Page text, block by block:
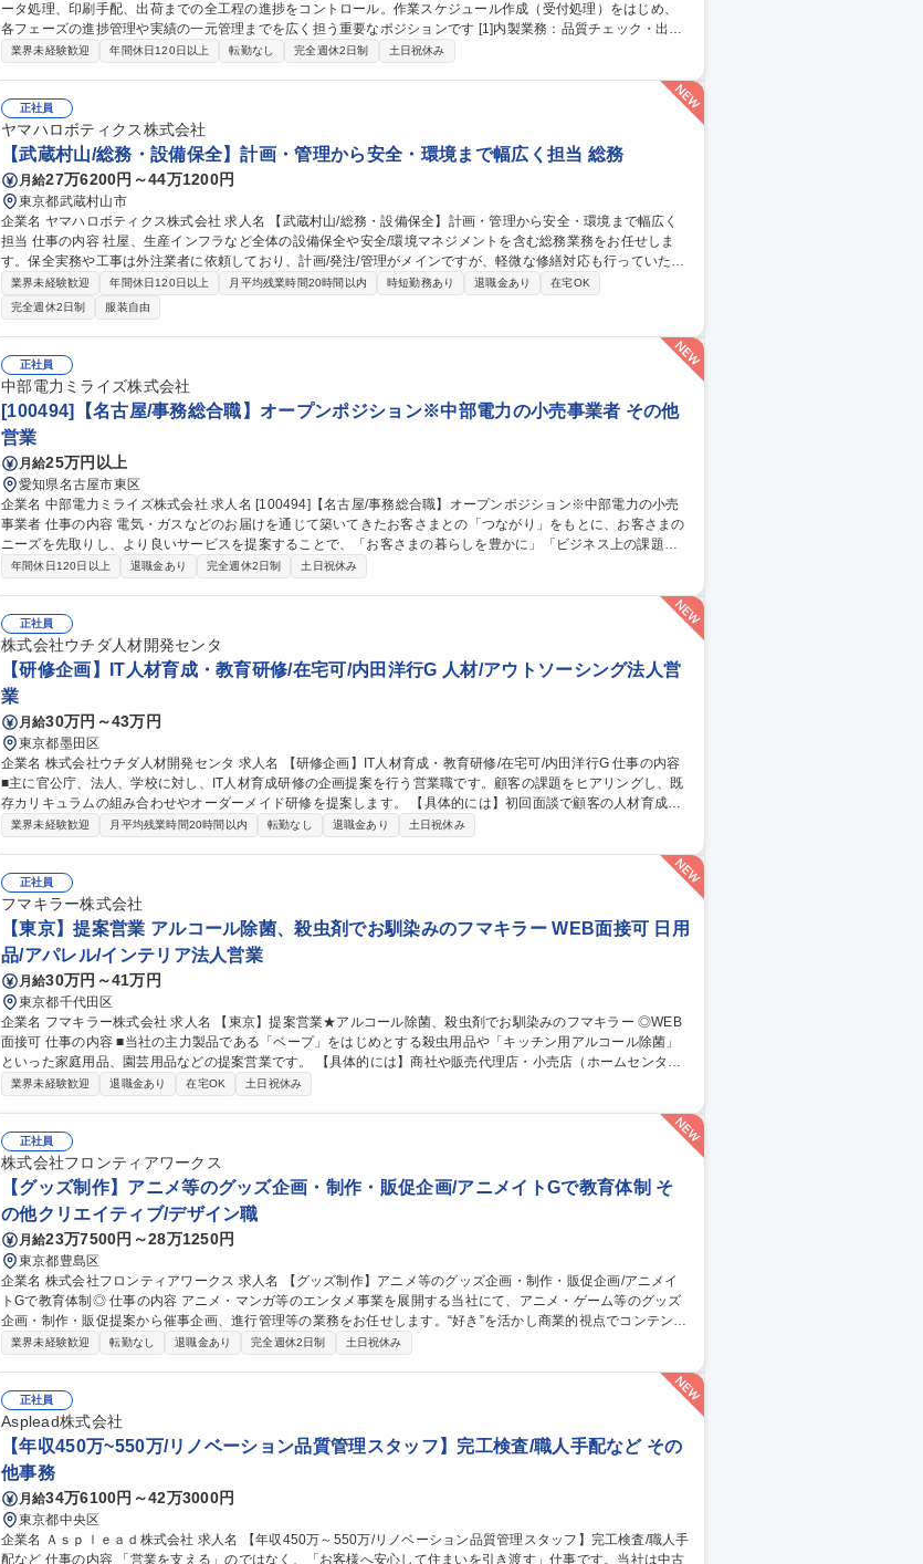
ータ処理、印刷手配、出荷までの全工程の進捗をコントロール。作業スケジュール作成（受付処理）をはじめ、
各フェーズの進捗管理や実績の一元管理までを広く担う重要なポジションです [1]内製業務：品質チェック・出荷
対応・資材管理 [2]外注業務：発注進行 [3]進行管理・事務： ・案件コントロール：月150～350件の進捗管理 ・顧
業界未経験歓迎 年間休日120日以上 転勤なし 完全週休2日制 土日祝休み
正社員
ヤマハロボティクス株式会社
【武蔵村山/総務・設備保全】計画・管理から安全・環境まで幅広く担当 総務
月給27万6200円～44万1200円
東京都武蔵村山市
企業名 ヤマハロボティクス株式会社 求人名 【武蔵村山/総務・設備保全】計画・管理から安全・環境まで幅広く
担当 仕事の内容 社屋、生産インフラなど全体の設備保全や安全/環境マネジメントを含む総務業務をお任せしま
す。保全実務や工事は外注業者に依頼しており、計画/発注/管理がメインですが、軽微な修繕対応も行っていただ
きます。 ■総務業務 ■社屋、生産インフラ、社宅等の修理・更新手配 ■長期保全計画の作成 ■安全衛生・環境マネ
ジメントシステムの再構築 ■産廃管理 ■その他 募集職種 【武蔵村山/総務・設備保全】計画・管理から安全・環境
まで幅広く担当
業界未経験歓迎 年間休日120日以上 月平均残業時間20時間以内 時短勤務あり 退職金あり
在宅OK
完全週休2日制
服装自由
正社員
中部電力ミライズ株式会社
[100494]【名古屋/事務総合職】オープンポジション※中部電力の小売事業者 その他
営業
月給25万円以上
愛知県名古屋市東区
企業名 中部電力ミライズ株式会社 求人名 [100494]【名古屋/事務総合職】オープンポジション※中部電力の小売
事業者 仕事の内容 電気・ガスなどのお届けを通じて築いてきたお客さまとの「つながり」をもとに、お客さまの
ニーズを先取りし、より良いサービスを提案することで、「お客さまの暮らしを豊かに」「ビジネス上の課題解
決」を実現し、 新たな価値をお届けすることを目指し総合職を募集いたします。 ■総合職として、ジョブローテ
【■主な配属先】◎法人営業部門/リテールサービス部門/ガス営業部門/サステナブル社会推進部門/電力調達・需給
部門/事業戦略部門/管理間接部門 募集職種 [100494]【名古屋/事務総合職】オープンポジション※中部電力の小売
事業者
年間休日120日以上 退職金あり 完全週休2日制 土日祝休み
正社員
株式会社ウチダ人材開発センタ
【研修企画】IT人材育成・教育研修/在宅可/内田洋行G 人材/アウトソーシング法人営
業
月給30万円～43万円
東京都墨田区
企業名 株式会社ウチダ人材開発センタ 求人名 【研修企画】IT人材育成・教育研修/在宅可/内田洋行G 仕事の内容
■主に官公庁、法人、学校に対し、IT人材育成研修の企画提案を行う営業職です。顧客の課題をヒアリングし、既
存カリキュラムの組み合わせやオーダーメイド研修を提案します。 【具体的には】初回面談で顧客の人材育成課
題をヒアリングし、新入社員研修やプログラミング研修等のIT教育サービスを提案します。既存商材50%、オーダ
画】IT人材育成・教育研修/在宅可/内田洋行G
業界未経験歓迎 月平均残業時間20時間以内 転勤なし 退職金あり 土日祝休み
正社員
フマキラー株式会社
【東京】提案営業 アルコール除菌、殺虫剤でお馴染みのフマキラー WEB面接可 日用
品/アパレル/インテリア法人営業
月給30万円～41万円
東京都千代田区
企業名 フマキラー株式会社 求人名 【東京】提案営業★アルコール除菌、殺虫剤でお馴染みのフマキラー ◎WEB
面接可 仕事の内容 ■当社の主力製品である「ベープ」をはじめとする殺虫用品や「キッチン用アルコール除菌」
といった家庭用品、園芸用品などの提案営業です。 【具体的には】商社や販売代理店・小売店（ホームセンタ
ー、スーパー ドラッグストア等 ）への本部商談と店頭での販売促進を中心に担っていただきます。市場や販売動
暮らしを守ることに直結するやりがいのある営業です ■弊社は海外でも殺虫剤事業を展開しております。将来的に
は海外営業としてのキャリア構築も可能です。 募集職種 【東京】提案営業★アルコール除菌、殺虫剤でお馴染み
のフマキラー ◎WEB面接可
業界未経験歓迎 退職金あり 在宅OK 土日祝休み
正社員
株式会社フロンティアワークス
【グッズ制作】アニメ等のグッズ企画・制作・販促企画/アニメイトGで教育体制 そ
の他クリエイティブ/デザイン職
月給23万7500円～28万1250円
東京都豊島区
企業名 株式会社フロンティアワークス 求人名 【グッズ制作】アニメ等のグッズ企画・制作・販促企画/アニメイ
トGで教育体制◎ 仕事の内容 アニメ・マンガ等のエンタメ事業を展開する当社にて、アニメ・ゲーム等のグッズ
企画・制作・販促提案から催事企画、進行管理等の業務をお任せします。“好き”を活かし商業的視点でコンテンツ
を盛り上げる仕事です 【具体的な業務】◆グッズの企画提案・市場調査◆制作進行・スケジュール管理（デザイ
開催◆庶務業務 入社後3カ月～半年ほど、先輩たちが丁寧にフォローする業務習得期間を設けます。ゆくゆくは1
人で1タイトルのグッズ展開（企画、版元交渉、製造管理、販促）を担当いただきます。 募集職種 【グッズ制
作】アニメ等のグッズ企画・制作・販促企画/アニメイトGで教育体制◎
業界未経験歓迎 転勤なし 退職金あり 完全週休2日制 土日祝休み
正社員
Asplead株式会社
【年収450万~550万/リノベーション品質管理スタッフ】完工検査/職人手配など その
他事務
月給34万6100円～42万3000円
東京都中央区
企業名 Ａｓｐｌｅａｄ株式会社 求人名 【年収450万～550万/リノベーション品質管理スタッフ】完工検査/職人手
配など 仕事の内容 「営業を支える」のではなく、「お客様へ安心して住まいを引き渡す」仕事です。当社は中古